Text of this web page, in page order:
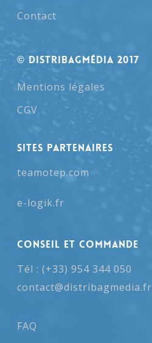
Contact
© Distribagmédia 2017
Mentions légales
CGV
SITES PARTENAIRES
teamotep.com
e-logik.fr
Conseil et Commande
Tél : (+33) 954 344 050
contact@distribagmedia.fr
FAQ